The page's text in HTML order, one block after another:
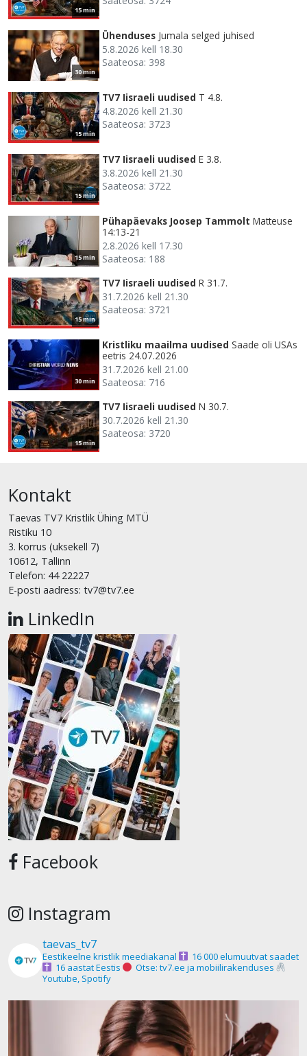
15 min
30 min
Ühenduses Jumala selged juhised
5.8.2026 kell 18.30
Saateosa: 398
15 min
TV7 Iisraeli uudised T 4.8.
4.8.2026 kell 21.30
Saateosa: 3723
15 min
TV7 Iisraeli uudised E 3.8.
3.8.2026 kell 21.30
Saateosa: 3722
15 min
Pühapäevaks Joosep Tammolt Matteuse
14:13-21
2.8.2026 kell 17.30
Saateosa: 188
15 min
TV7 Iisraeli uudised R 31.7.
31.7.2026 kell 21.30
Saateosa: 3721
30 min
Kristliku maailma uudised Saade oli USAs
eetris 24.07.2026
31.7.2026 kell 21.00
Saateosa: 716
15 min
TV7 Iisraeli uudised N 30.7.
30.7.2026 kell 21.30
Saateosa: 3720
Kontakt
Taevas TV7 Kristlik Ühing MTÜ
Ristiku 10
3. korrus (uksekell 7)
10612, Tallinn
Telefon: 44 22227
E-posti aadress: tv7@tv7.ee
LinkedIn
Facebook
Instagram
taevas_tv7
Eestikeelne kristlik meediakanal
16 000 elumuutvat saadet
16 aastat Eestis
Otse: tv7.ee ja mobiilirakenduses
Youtube, Spotify